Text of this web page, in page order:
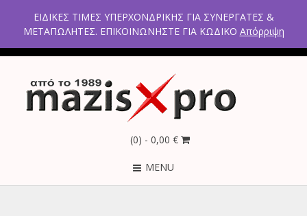
2ο χλμ Κρανιδίου – Πορτοχελίου, Αργολίδα 21300
Τηλέφωνα: 2754021300 – 6946670771 - 2103005798
(0) - 0,00 €
MENU
ΕΙΔΙΚΕΣ ΤΙΜΕΣ ΥΠΕΡΧΟΝΔΡΙΚΗΣ ΓΙΑ ΣΥΝΕΡΓΑΤΕΣ &
ΜΕΤΑΠΩΛΗΤΕΣ. ΕΠΙΚΟΙΝΩΝΗΣΤΕ ΓΙΑ ΚΩΔΙΚΟ Απόρριψη